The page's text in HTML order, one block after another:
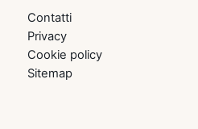
Contatti
Privacy
Cookie policy
Sitemap